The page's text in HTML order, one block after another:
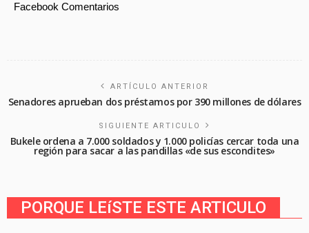
Facebook Comentarios
ARTÍCULO ANTERIOR
Senadores aprueban dos préstamos por 390 millones de dólares
SIGUIENTE ARTICULO
Bukele ordena a 7.000 soldados y 1.000 policías cercar toda una
región para sacar a las pandillas «de sus escondites»
PORQUE LEíSTE ESTE ARTICULO